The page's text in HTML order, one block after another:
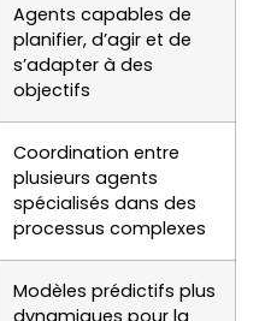
Agents capables de
planifier, d’agir et de
s’adapter à des
objectifs
Coordination entre
plusieurs agents
spécialisés dans des
processus complexes
Modèles prédictifs plus
dynamiques pour la